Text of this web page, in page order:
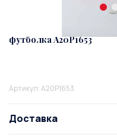
Артикул: A20P1653
футболка A20P1653
Доставка